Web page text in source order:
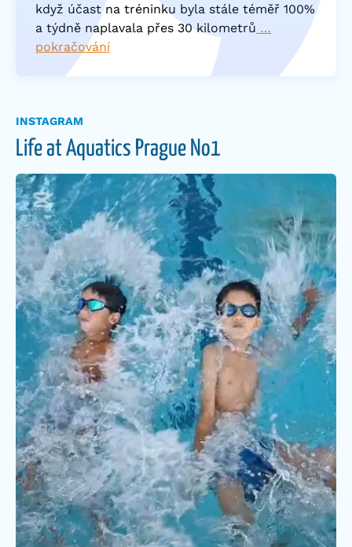
když účast na tréninku byla stále téměř 100%
a týdně naplavala přes 30 kilometrů …
pokračování
INSTAGRAM
Life at Aquatics Prague No1